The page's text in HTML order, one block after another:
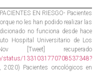
EN RIESGO- Pacientes
no les han podido realizar las
no funciona desde hace
Hospital Universitario de Los
[Tweet] recuperado
status/1331031770708537348?
2020) Pacientes oncológicos en